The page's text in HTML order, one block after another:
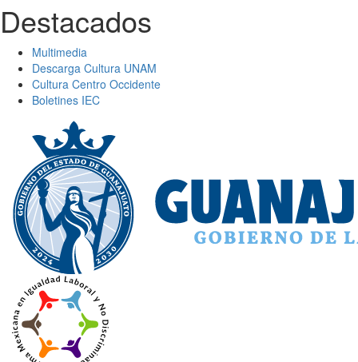
Destacados
Multimedia
Descarga Cultura UNAM
Cultura Centro Occidente
Boletines IEC